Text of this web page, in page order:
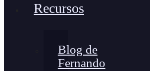
Recursos
Blog de
Fernando